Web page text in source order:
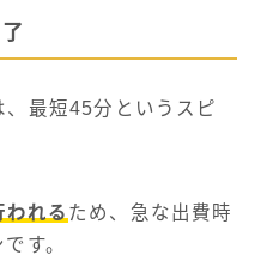
最短45分というスピ
れる ため、急な出費時
す。